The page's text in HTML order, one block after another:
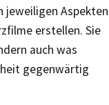
jeweiligen Aspekten
erstellen. Sie
auch was
gegenwärtig